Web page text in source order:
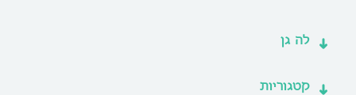
לה גן
קטגוריות